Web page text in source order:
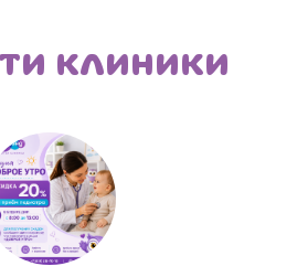
КЛИНИКИ